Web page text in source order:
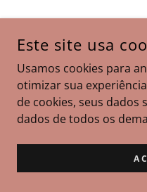
Este site usa
Usamos cookies para
otimizar sua
de cookies, seus dados
dados de todos os